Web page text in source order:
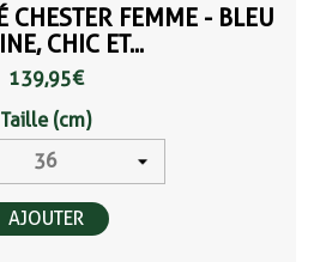
CHESTER FEMME - BLEU
CHIC ET...
139,95 €
Taille (cm)
AJOUTER